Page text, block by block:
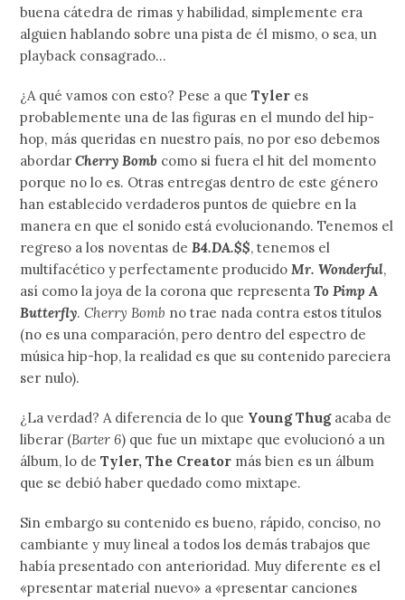
buena cátedra de rimas y habilidad, simplemente era
alguien hablando sobre una pista de él mismo, o sea, un
playback consagrado…
¿A qué vamos con esto? Pese a queTyler es
probablemente una de las figuras en el mundo del hip-
hop, más queridas en nuestro país, no por eso debemos
abordarCherry Bomb como si fuera el hit del momento
porque no lo es. Otras entregas dentro de este género
han establecido verdaderos puntos de quiebre en la
manera en que el sonido está evolucionando. Tenemos el
regreso a los noventas de B4.DA.$$, tenemos el
multifacético y perfectamente producidoMr. Wonderful,
así como la joya de la corona que representaTo Pimp A
Butterfly.Cherry Bomb no trae nada contra estos títulos
(no es una comparación, pero dentro del espectro de
música hip-hop, la realidad es que su contenido pareciera
ser nulo).
¿La verdad? A diferencia de lo que Young Thugacaba de
liberar (Barter 6) que fue un mixtape que evolucionó a un
álbum, lo deTyler, The Creator más bien es un álbum
que se debió haber quedado como mixtape.
Sin embargo su contenido es bueno, rápido, conciso, no
cambiante y muy lineal a todos los demás trabajos que
había presentado con anterioridad. Muy diferente es el
«presentar material nuevo» a «presentar canciones